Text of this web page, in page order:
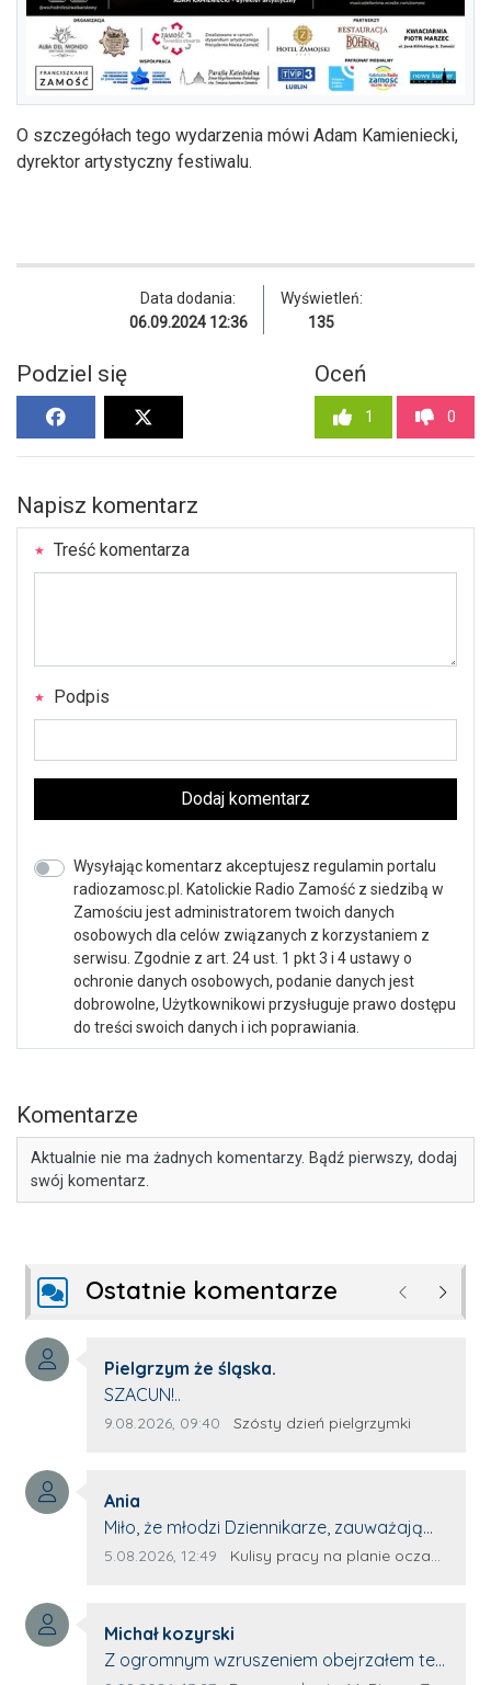
O szczegółach tego wydarzenia mówi Adam Kamieniecki,
dyrektor artystyczny festiwalu.
Data dodania:
06.09.2024 12:36
Wyświetleń:
135
Podziel się Oceń
1 0
Napisz komentarz
Treść komentarza
Podpis
Dodaj komentarz
Wysyłając komentarz akceptujesz regulamin portalu
radiozamosc.pl. Katolickie Radio Zamość z siedzibą w
Zamościu jest administratorem twoich danych
osobowych dla celów związanych z korzystaniem z
serwisu. Zgodnie z art. 24 ust. 1 pkt 3 i 4 ustawy o
ochronie danych osobowych, podanie danych jest
dobrowolne, Użytkownikowi przysługuje prawo dostępu
do treści swoich danych i ich poprawiania.
Komentarze
Aktualnie nie ma żadnych komentarzy. Bądź pierwszy, dodaj
swój komentarz.
Ostatnie komentarze Poprzednie
Autor komentarza:
Pielgrzym że śląska.
Treść komentarza:
SZACUN!..
Data dodania komentarza:
9.08.2026, 09:40 Źródło komentarza:
Szósty dzień pielgrzymki
Autor komentarza:
Ania
Treść komentarza:
Miło, że młodzi Dziennikarze, zauważają
młode talenty, które dopiero wkraczają
z nim wywiad, który przeprowadzi Pan
Artur.
Data dodania komentarza:
5.08.2026, 12:49 Źródło komentarza:
Kulisy pracy na planie oczami młodego filmowca
Autor komentarza:
Michał kozyrski
Treść komentarza:
Z ogromnym wzruszeniem obejrzałem ten